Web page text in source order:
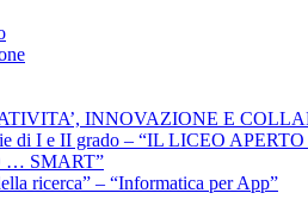
INNOVAZIONE E
di I e II grado – “IL LICEO
… SMART”
ricerca” – “Informatica per App”